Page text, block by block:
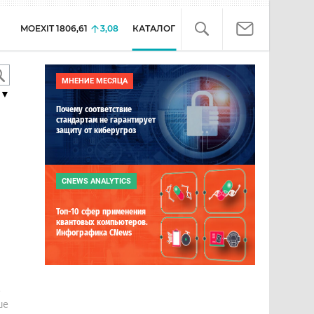
MOEXIT 1806,61 3,08 КАТАЛОГ
МНЕНИЕ МЕСЯЦА
Почему соответствие
стандартам не гарантирует
защиту от киберугроз
CNEWS ANALYTICS
Топ-10 сфер применения
квантовых компьютеров.
Инфографика CNews